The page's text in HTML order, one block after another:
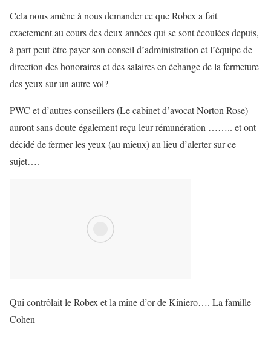
Cela nous amène à nous demander ce que Robex a fait
exactement au cours des deux années qui se sont écoulées depuis,
à part peut-être payer son conseil d’administration et l’équipe de
direction des honoraires et des salaires en échange de la fermeture
des yeux sur un autre vol?
PWC et d’autres conseillers (Le cabinet d’avocat Norton Rose)
auront sans doute également reçu leur rémunération …….. et ont
décidé de fermer les yeux (au mieux) au lieu d’alerter sur ce
sujet….
Qui contrôlait le Robex et la mine d’or de Kiniero…. La famille
Cohen